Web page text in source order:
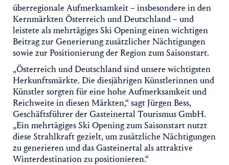
überregionale Aufmerksamkeit – insbesondere in den
Kernmärkten Österreich und Deutschland – und
leistete als mehrtägiges Ski Opening einen wichtigen
Beitrag zur Generierung zusätzlicher Nächtigungen
sowie zur Positionierung der Region zum Saisonstart.
„Österreich und Deutschland sind unsere wichtigsten
Herkunftsmärkte. Die diesjährigen Künstlerinnen und
Künstler sorgten für eine hohe Aufmerksamkeit und
Reichweite in diesen Märkten,“ sagt Jürgen Bess,
Geschäftsführer der Gasteinertal Tourismus GmbH.
„Ein mehrtägiges Ski Opening zum Saisonstart nutzt
diese Strahlkraft gezielt, um zusätzliche Nächtigungen
zu generieren und das Gasteinertal als attraktive
Winterdestination zu positionieren.“